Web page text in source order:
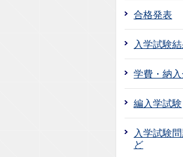
合格発表
入学試験
学費・納
編入学試験
入学試験
ど